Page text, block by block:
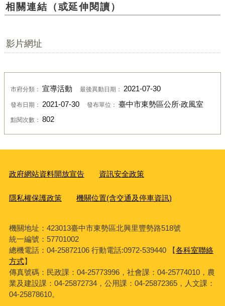
相關連結（或延伸閱讀）
影片網址
市府分類： 宣導活動 最後異動日期： 2021-07-30
發布日期： 2021-07-30 發布單位： 臺中市東勢區公所‧政風室
點閱次數： 802
政府網站資料開放宣告 資訊安全政策
隱私權保護政策 機關位置(含交通及停車資訊)
機關地址：423013臺中市東勢區北興里豐勢路518號
統一編號：57701002
總機電話：04-25872106 行動電話:0972-539440 【各科室聯絡
方式】
傳真號碼：民政課：04-25773996，社會課：04-25774010，農
業及建設課：04-25872734，公用課：04-25872365，人文課：
04-25878610。